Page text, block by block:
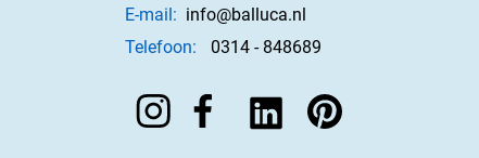
E-mail: info@balluca.nl
Telefoon:
0314 - 848689